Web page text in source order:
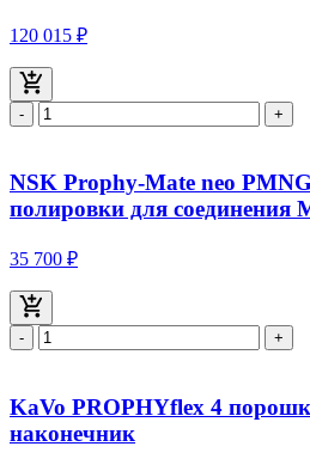
120 015 ₽
- +
NSK Prophy-Mate neo
полировки для соединения
35 700 ₽
- +
KaVo PROPHYflex 4
наконечник